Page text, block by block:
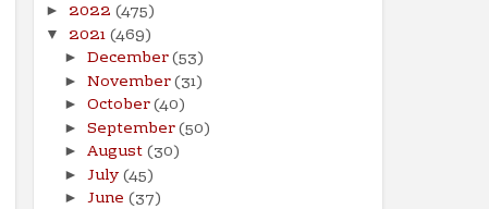
► 2022 (475)
▼ 2021(469)
► December(53)
► November(31)
► October(40)
► September(50)
► August(30)
► July(45)
► June (37)